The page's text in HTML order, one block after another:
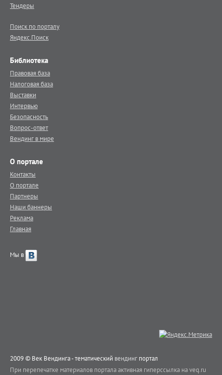
Тендеры
Поиск по порталу
Яндекс.Поиск
Библиотека
Правовая база
Налоговая база
Выставки
Интервью
Безопасность
Вопрос-ответ
Вендинг в мире
О портале
Контакты
О портале
Партнеры
Наши баннеры
Реклама
Главная
Мы в
2009 © Век Вендинга - тематический вендинг портал
При перепечатке материалов портала активная гиперссылка на veq.ru